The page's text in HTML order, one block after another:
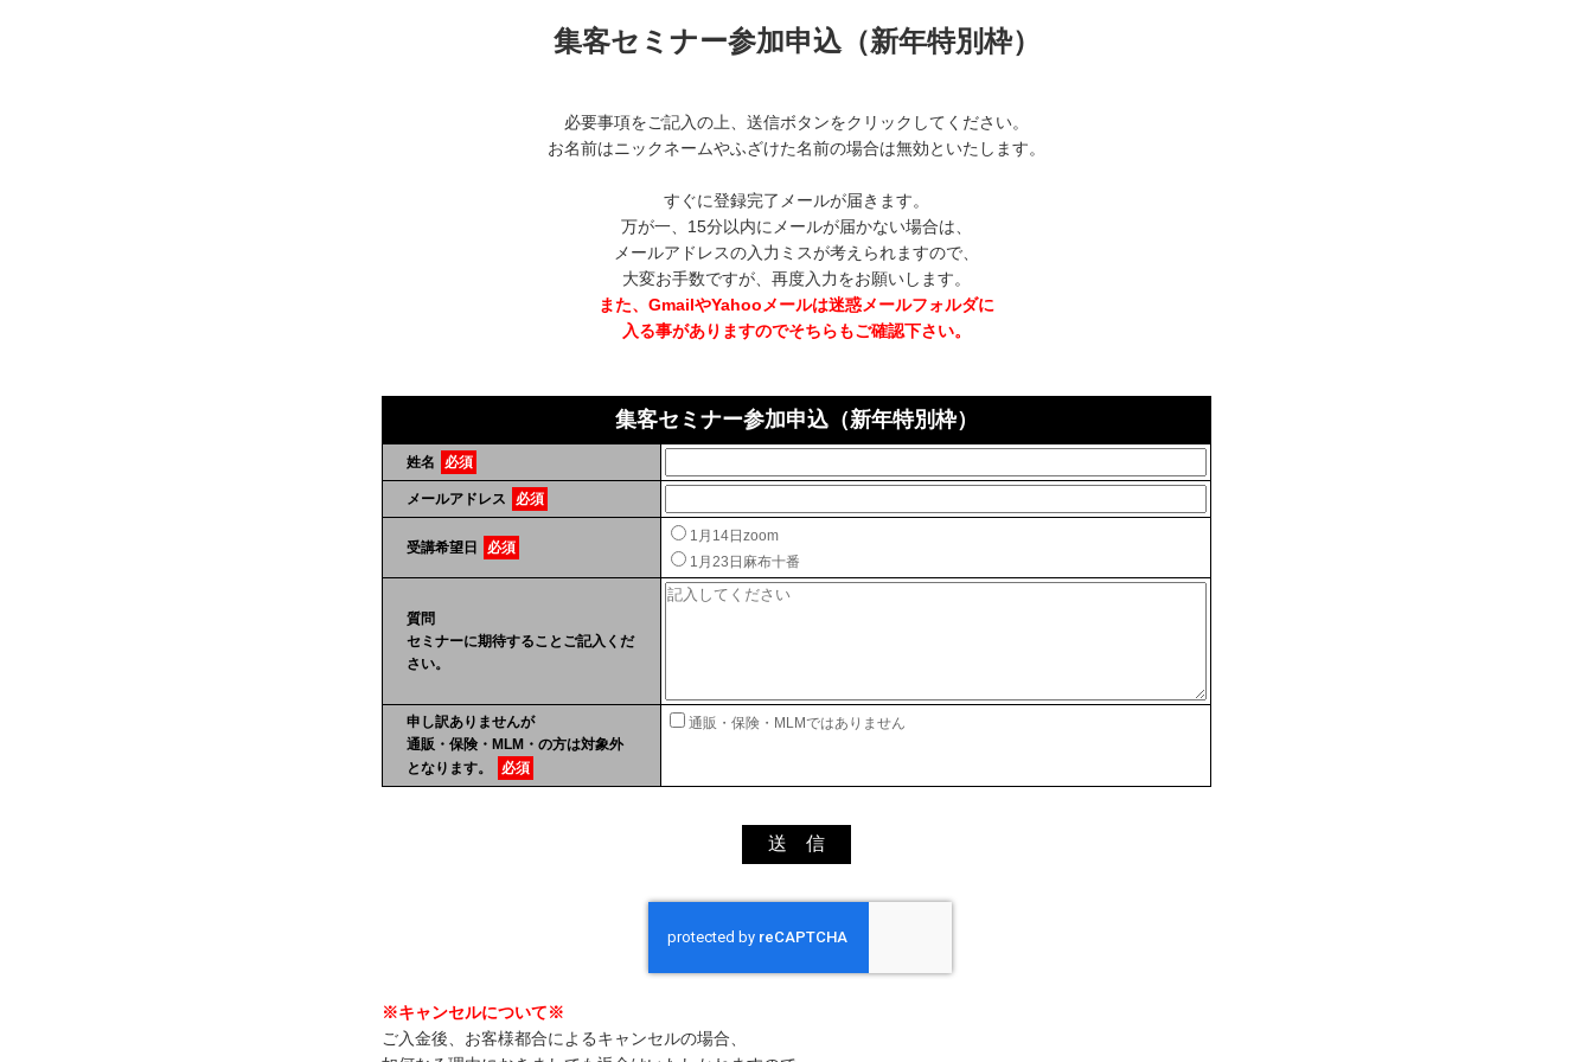
集客セミナー参加申込（新年特別枠）
必要事項をご記入の上、送信ボタンをクリックしてください。
お名前はニックネームやふざけた名前の場合は無効といたします。
すぐに登録完了メールが届きます。
万が一、15分以内にメールが届かない場合は、
メールアドレスの入力ミスが考えられますので、
大変お手数ですが、再度入力をお願いします。
また、GmailやYahooメールは迷惑メールフォルダに
入る事がありますのでそちらもご確認下さい。
集客セミナー参加申込（新年特別枠）
姓名 必須
メールアドレス 必須
受講希望日 必須
1月14日zoom
1月23日麻布十番
質問
セミナーに期待することご記入くだ
さい。
申し訳ありませんが
通販・保険・MLM・の方は対象外
となります。
必須
通販・保険・MLMではありません
※キャンセルについて※
ご入金後、お客様都合によるキャンセルの場合、